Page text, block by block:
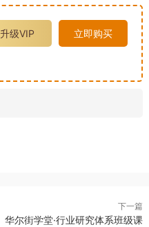
升级VIP 立即购买
下一篇
华尔街学堂·行业研究体系班级课